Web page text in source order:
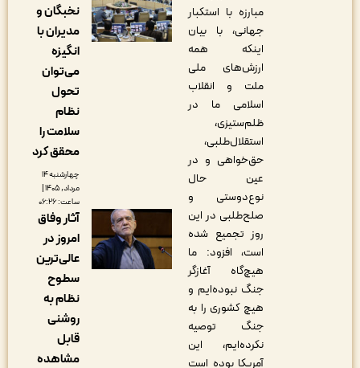
مبارزه با استکبار
جهانی، با بیان
اینکه همه
ارزش‌های ملی
ملت و انقلاب
اسلامی ما در
ظلم‌ستیزی،
استقلال‌طلبی،
‌حق‌خواهی و در
عین حال
نوع‌دوستی و
صلح‌طلبی در این
روز تجمیع شده
است، افزود: ما
هیچ‌گاه آغازگر
جنگ نبوده‌ایم و
هیچ کشوری را به
جنگ توصیه
نکرده‌ایم، این
آمریکا بوده است
نخبگان و
مدیران با
می‌توان
سلامت را
محقق کرد
چهارشنبه ۱۴
مرداد, ۱۴۰۵ |
آثار وفاق
امروز در
عالی‌ترین
نظام به
مشاهده